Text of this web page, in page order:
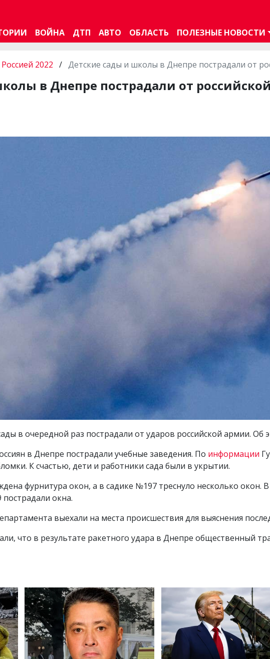
ВОЙНА ДТП АВТО ОБЛАСТЬ ПОЛЕЗНЫЕ НОВОСТИ
2022 / Детские сады и школы в Днепре пострадали от
в Днепре пострадали от
в очередной раз пострадали от ударов российской армии. Об
в Днепре пострадали учебные заведения. По информации
К счастью, дети и работники сада были в укрытии.
фурнитура окон, а в садике №197 треснуло несколько
окна.
выехали на места происшествия для выяснения
что в результате ракетного удара в Днепре общественный